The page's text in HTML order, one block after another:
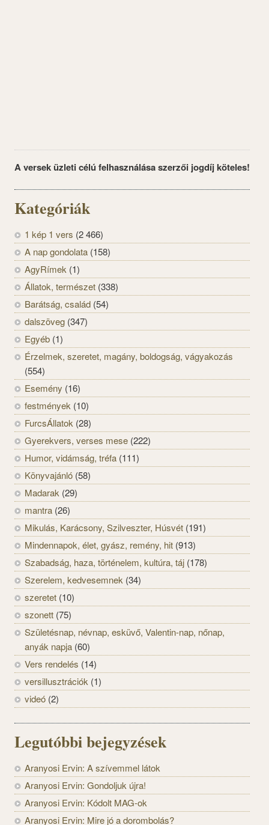
A versek üzleti célú felhasználása szerzői jogdíj köteles!
Kategóriák
1 kép 1 vers (2 466)
A nap gondolata (158)
AgyRímek (1)
Állatok, természet (338)
Barátság, család (54)
dalszöveg (347)
Egyéb (1)
Érzelmek, szeretet, magány, boldogság, vágyakozás
(554)
Esemény (16)
festmények (10)
FurcsÁllatok (28)
Gyerekvers, verses mese (222)
Humor, vidámság, tréfa (111)
Könyvajánló (58)
Madarak (29)
mantra (26)
Mikulás, Karácsony, Szilveszter, Húsvét (191)
Mindennapok, élet, gyász, remény, hit (913)
Szabadság, haza, történelem, kultúra, táj (178)
Szerelem, kedvesemnek (34)
szeretet (10)
szonett (75)
Születésnap, névnap, esküvő, Valentin-nap, nőnap,
anyák napja (60)
Vers rendelés (14)
versillusztrációk (1)
videó (2)
Legutóbbi bejegyzések
Aranyosi Ervin: A szívemmel látok
Aranyosi Ervin: Gondoljuk újra!
Aranyosi Ervin: Kódolt MAG-ok
Aranyosi Ervin: Mire jó a dorombolás?